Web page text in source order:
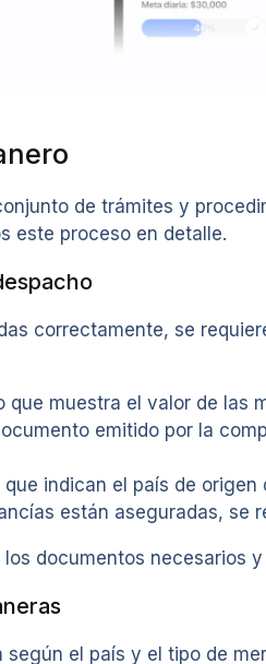
de trámites y
este proceso en detalle.
correctamente, se
que muestra el valor de las
emitido por la
indican el país de origen
están aseguradas, se
documentos
el país y el tipo de